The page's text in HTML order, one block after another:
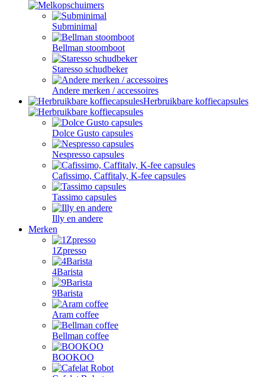
Subminimal
Bellman stoomboot
Staresso schudbeker
Andere merken / accessoires
Herbruikbare koffiecapsules
Dolce Gusto capsules
Nespresso capsules
Cafissimo, Caffitaly, K-fee capsules
Tassimo capsules
Illy en andere
Merken
1Zpresso
4Barista
9Barista
Aram coffee
Bellman coffee
BOOKOO